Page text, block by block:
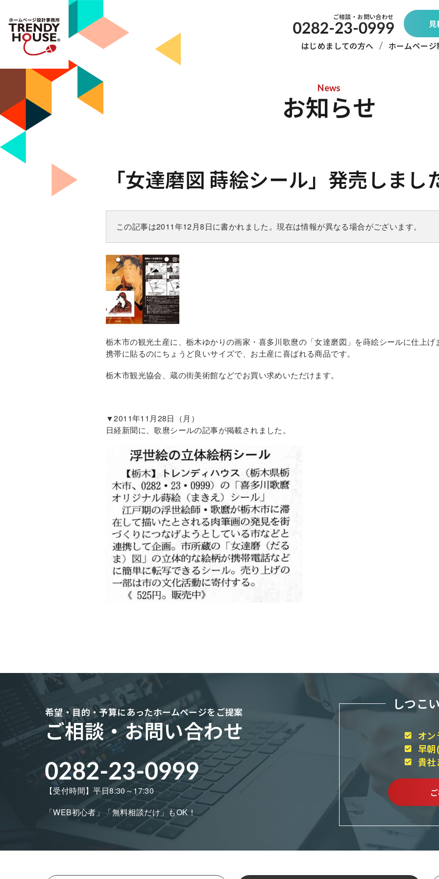
はじめましての方へ ホームページ
ご相談・お問い合わせ
News
お知らせ
「女達磨図 蒔絵シール」発売しまし
この記事は2011年12月8日に書かれました。現在は情報が異なる場合がございます。
栃木市の観光土産に、栃木ゆかりの画家・喜多川歌麿の「女達磨図」を蒔絵シールに仕上げ
携帯に貼るのにちょうど良いサイズで、お土産に喜ばれる商品です。
栃木市観光協会、蔵の街美術館などでお買い求めいただけます。
▼2011年11月28日（月）
日経新聞に、歌麿シールの記事が掲載されました。
希望・目的・予算にあったホームページをご提案
ご相談・お問い合わせ
【受付時間】平日8:30～17:30
「WEB初心者」「無料相談だけ」もOK！
しつこ
オ
早
貴社